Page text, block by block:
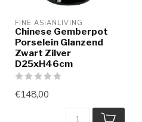
FINE ASIANLIVING
Chinese Gemberpot
Porselein Glanzend
Zwart Zilver
D25xH46cm
€148,00